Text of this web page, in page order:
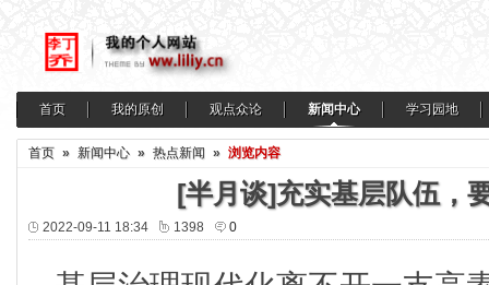
首页 我的原创 观点众论 新闻中心 学习园地
首页 » 新闻中心 » 热点新闻 » 浏览内容
[半月谈]充实基层队伍，
2022-09-11 18:34 1398 0